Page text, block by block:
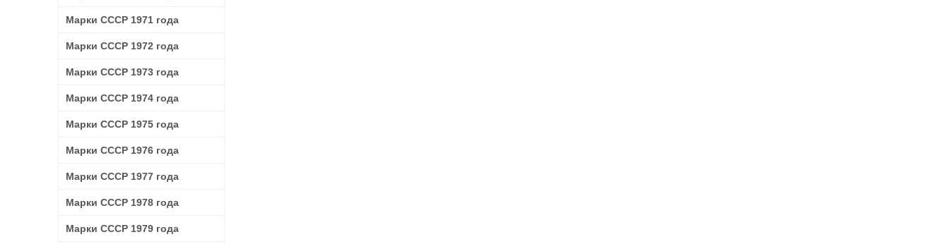
Марки СССР 1971 года
Марки СССР 1972 года
Марки СССР 1973 года
Марки СССР 1974 года
Марки СССР 1975 года
Марки СССР 1976 года
Марки СССР 1977 года
Марки СССР 1978 года
Марки СССР 1979 года